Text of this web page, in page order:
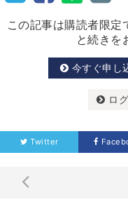
この記事は購読者限定
と続きを
今すぐ申し
ロ
Twitter